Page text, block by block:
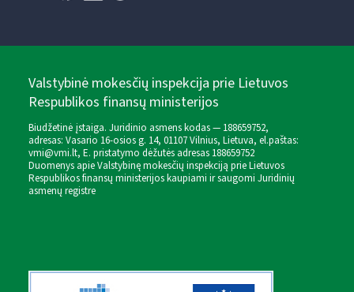
Valstybinė mokesčių inspekcija prie Lietuvos
Respublikos finansų ministerijos
Biudžetinė įstaiga. Juridinio asmens kodas — 188659752,
adresas: Vasario 16-osios g. 14, 01107 Vilnius, Lietuva, el.paštas:
vmi@vmi.lt, E. pristatymo dėžutės adresas 188659752
Duomenys apie Valstybinę mokesčių inspekciją prie Lietuvos
Respublikos finansų ministerijos kaupiami ir saugomi Juridinių
asmenų registre